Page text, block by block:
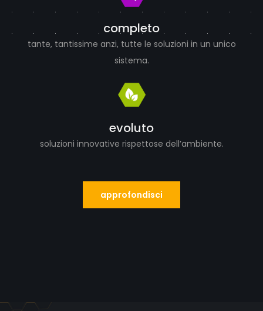
completo
tante, tantissime anzi, tutte le soluzioni in un unico
sistema.
evoluto
soluzioni innovative rispettose dell’ambiente.
approfondisci